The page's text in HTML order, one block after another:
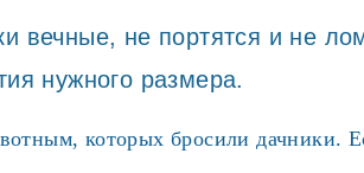
вечные, не портятся и не
нужного размера.
которых бросили дачники.